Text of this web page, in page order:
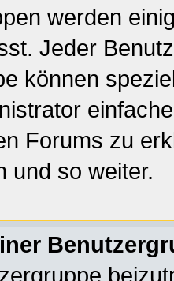
werden
Jeder
können
Forums zu
und so weiter.